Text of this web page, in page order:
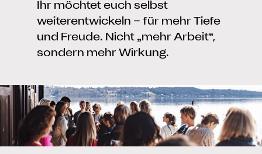
Ihr möchtet euch selbst
weiterentwickeln – für mehr Tiefe
und Freude. Nicht „mehr Arbeit“,
sondern mehr Wirkung.